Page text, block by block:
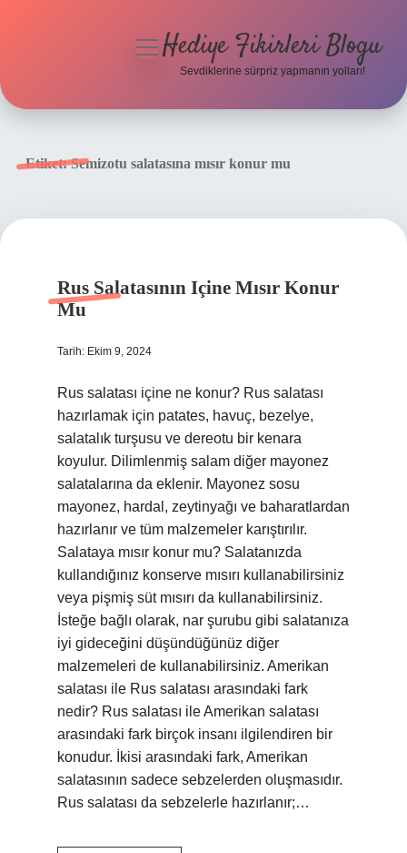
menüyüHediye Fikirleri Blogu
Sevdiklerine sürpriz yapmanın yolları!
Etiket:Semizotu salatasına mısır konur mu
Rus Salatasının Içine Mısır Konur
Mu
Tarih: Ekim 9, 2024
Rus salatası içine ne konur? Rus salatası
hazırlamak için patates, havuç, bezelye,
salatalık turşusu ve dereotu bir kenara
koyulur. Dilimlenmiş salam diğer mayonez
salatalarına da eklenir. Mayonez sosu
mayonez, hardal, zeytinyağı ve baharatlardan
hazırlanır ve tüm malzemeler karıştırılır.
Salataya mısır konur mu? Salatanızda
kullandığınız konserve mısırı kullanabilirsiniz
veya pişmiş süt mısırı da kullanabilirsiniz.
İsteğe bağlı olarak, nar şurubu gibi salatanıza
iyi gideceğini düşündüğünüz diğer
malzemeleri de kullanabilirsiniz. Amerikan
salatası ile Rus salatası arasındaki fark
nedir? Rus salatası ile Amerikan salatası
arasındaki fark birçok insanı ilgilendiren bir
konudur. İkisi arasındaki fark, Amerikan
salatasının sadece sebzelerden oluşmasıdır.
Rus salatası da sebzelerle hazırlanır;…